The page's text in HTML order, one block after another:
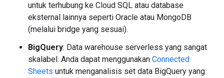
untuk terhubung ke Cloud SQL atau database
eksternal lainnya seperti Oracle atau MongoDB
(melalui bridge yang sesuai).
BigQuery: Data warehouse serverless yang sangat
skalabel. Anda dapat menggunakan Connected
Sheets untuk menganalisis set data BigQuery yang